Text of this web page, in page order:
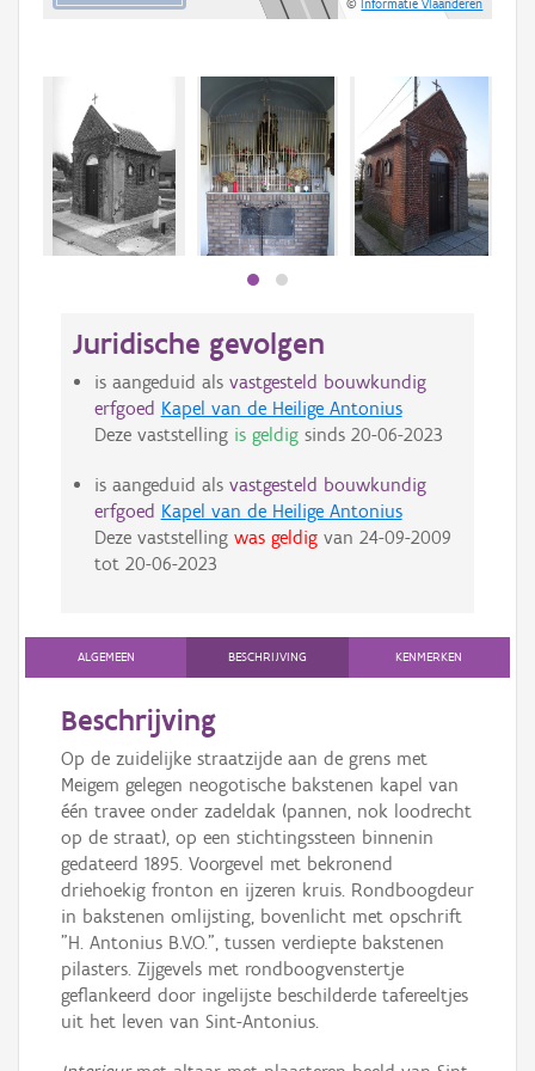
©Informatie Vlaanderen
Juridische gevolgen
is aangeduid als vastgesteld bouwkundig
erfgoed Kapel van de Heilige Antonius
Deze vaststelling is geldigsinds 20-06-2023
is aangeduid als vastgesteld bouwkundig
erfgoed Kapel van de Heilige Antonius
Deze vaststelling was geldigvan 24-09-2009
tot 20-06-2023
ALGEMEEN BESCHRIJVING KENMERKEN
Beschrijving
Op de zuidelijke straatzijde aan de grens met
Meigem gelegen neogotische bakstenen kapel van
één travee onder zadeldak (pannen, nok loodrecht
op de straat), op een stichtingssteen binnenin
gedateerd 1895. Voorgevel met bekronend
driehoekig fronton en ijzeren kruis. Rondboogdeur
in bakstenen omlijsting, bovenlicht met opschrift
"H. Antonius B.V.O.", tussen verdiepte bakstenen
pilasters. Zijgevels met rondboogvenstertje
geflankeerd door ingelijste beschilderde tafereeltjes
uit het leven van Sint-Antonius.